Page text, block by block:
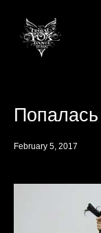
February 5, 2017
Попалась